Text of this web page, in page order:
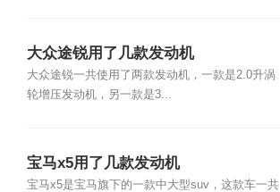
大众途锐用了几款发动机
大众途锐一共使用了两款发动机，一款是2.0升涡
轮增压发动机，另一款是3...
宝马x5用了几款发动机
宝马x5是宝马旗下的一款中大型suv，这款车一共